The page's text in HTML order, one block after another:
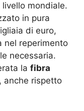
mondiale.
in pura
di euro,
nel reperimento
necessaria.
la fibra
anche rispetto